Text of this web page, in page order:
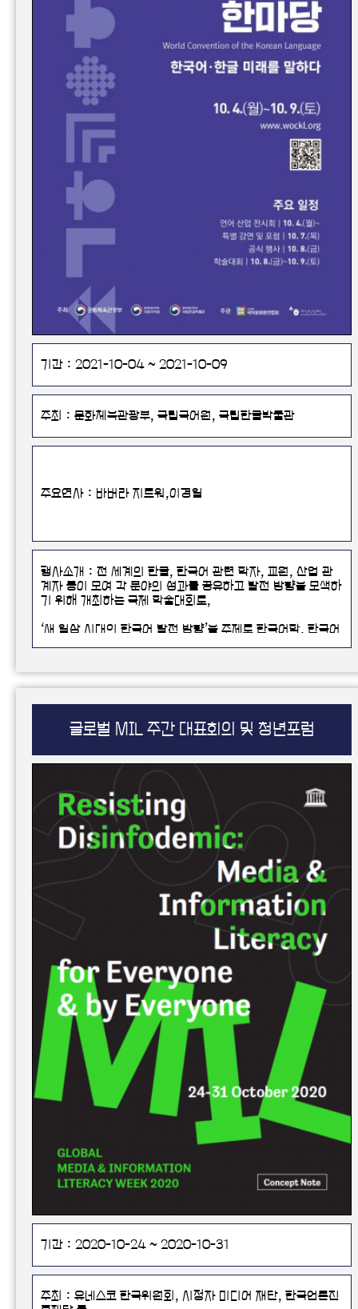
기간 : 2021-10-04 ~ 2021-10-09
주최 : 문화체육관광부, 국립국어원, 국립한글박물관
주요연사 : 바버라 지트워,이경일
행사소개 : 전 세계의 한글, 한국어 관련 학자, 교원, 산업 관
계자 등이 모여 각 분야의 성과를 공유하고 발전 방향을 모색하
기 위해 개최하는 국제 학술대회로,
‘새 일상 시대의 한국어 발전 방향’을 주제로 한국어학, 한국어
교육, 통번역 3개 분과로 나누어
코로나19 사태 이후 급격히 변화하고 있는 언어 산업 환경 속
에서 한국어와 한글의 변화에 주목하고, 한국어가 지속적으로
발전할 수 있는 방향을 논의
글로벌 MIL 주간 대표회의 및 청년포럼
기간 : 2020-10-24 ~ 2020-10-31
주최 : 유네스코 한국위원회, 시청자 미디어 재단, 한국언론진